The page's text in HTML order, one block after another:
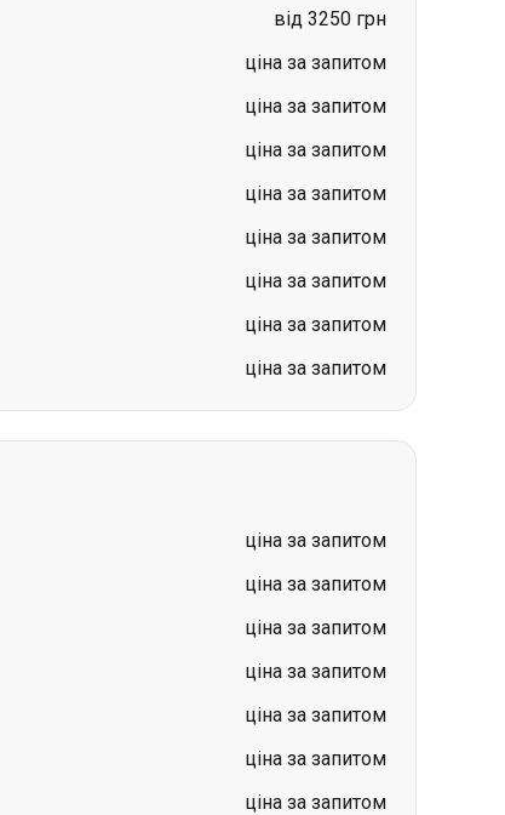
від 3250 грн
ціна за запитом
ціна за запитом
ціна за запитом
ціна за запитом
ціна за запитом
ціна за запитом
ціна за запитом
ціна за запитом
ціна за запитом
ціна за запитом
ціна за запитом
ціна за запитом
ціна за запитом
ціна за запитом
ціна за запитом